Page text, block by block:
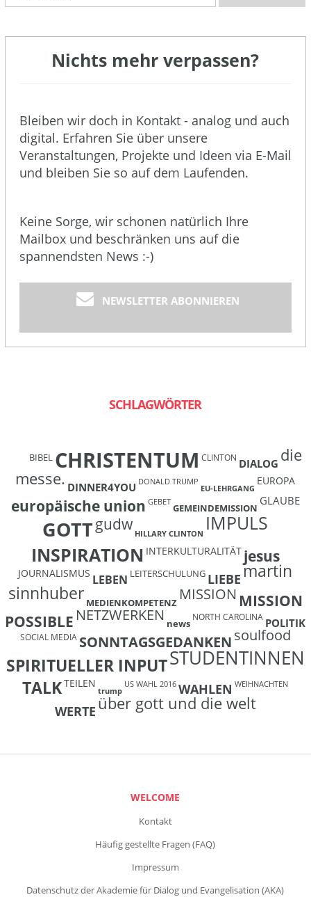
Nichts mehr verpassen?
Bleiben wir doch in Kontakt - analog und auch
digital. Erfahren Sie über unsere
Veranstaltungen, Projekte und Ideen via E-Mail
und bleiben Sie so auf dem Laufenden.
Keine Sorge, wir schonen natürlich Ihre
Mailbox und beschränken uns auf die
spannendsten News :-)
NEWSLETTER ABONNIEREN
SCHLAGWÖRTER
BIBEL CHRISTENTUM CLINTON DIALOG die
messe. DINNER4YOU DONALD TRUMP
EU-LEHRGANG
EUROPA
europäische union GEBET GEMEINDEMISSION
GLAUBE
GOTTgudw HILLARY CLINTON IMPULS
INSPIRATION INTERKULTURALITÄT jesus
JOURNALISMUS LEBEN LEITERSCHULUNG LIEBEmartin
sinnhuber MEDIENKOMPETENZ MISSION MISSION
POSSIBLE NETZWERKEN news
NORTH CAROLINA POLITIK
SOCIAL MEDIA SONNTAGSGEDANKENsoulfood
SPIRITUELLER INPUTSTUDENTINNEN
TALKTEILEN
trump
US WAHL 2016 WAHLEN WEIHNACHTEN
WERTE über gott und die welt
WELCOME
Kontakt
Häufig gestellte Fragen (FAQ)
Impressum
Datenschutz der Akademie für Dialog und Evangelisation (AKA)